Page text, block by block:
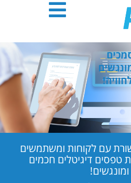
עם לקוחות ומשתמשים
טפסים דיגיטלים חכמים
ומונגשים!